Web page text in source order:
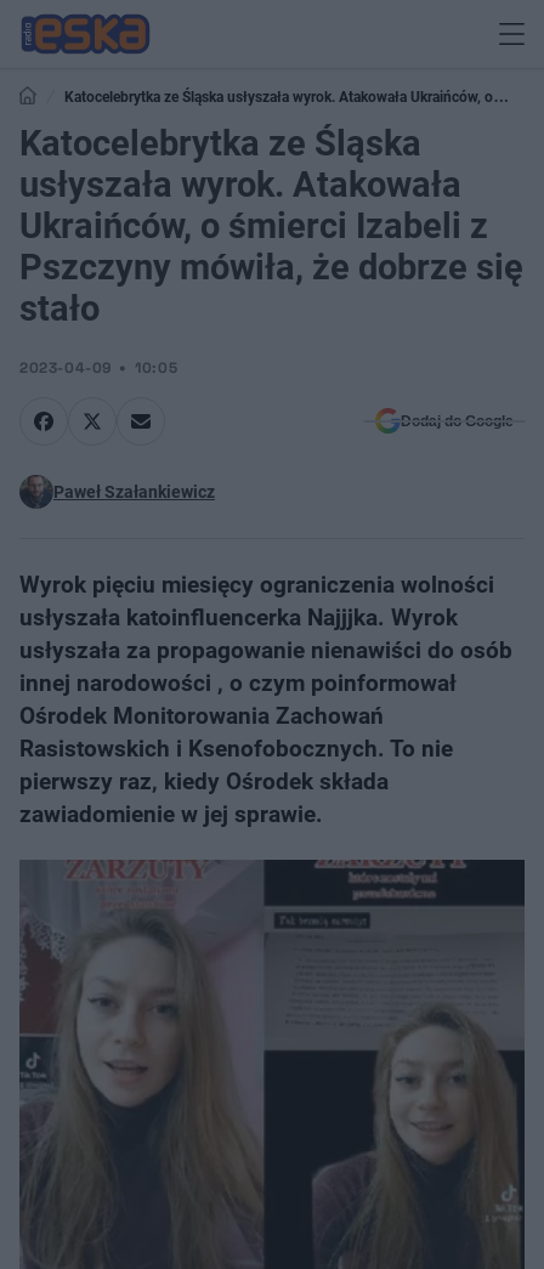
Katocelebrytka ze Śląska usłyszała wyrok. Atakowała Ukraińców, o
śmierci Izabeli z Pszczyny mówiła, że dobrze się stało
Katocelebrytka ze Śląska
usłyszała wyrok. Atakowała
Ukraińców, o śmierci Izabeli z
Pszczyny mówiła, że dobrze się
stało
2023-04-09 10:05
Dodaj do Google
Paweł Szałankiewicz
Wyrok pięciu miesięcy ograniczenia wolności
usłyszała katoinfluencerka Najjjka. Wyrok
usłyszała za propagowanie nienawiści do osób
innej narodowości , o czym poinformował
Ośrodek Monitorowania Zachowań
Rasistowskich i Ksenofobocznych. To nie
pierwszy raz, kiedy Ośrodek składa
zawiadomienie w jej sprawie.